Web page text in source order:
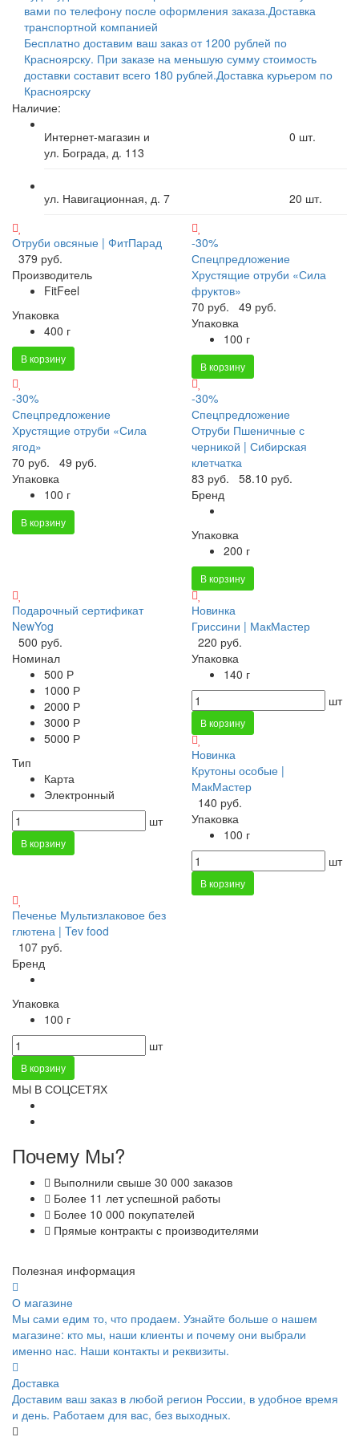
вами по телефону после оформления заказа.Доставка
транспортной компанией
Бесплатно доставим ваш заказ от 1200 рублей по
Красноярску. При заказе на меньшую сумму стоимость
доставки составит всего 180 рублей.Доставка курьером по
Красноярску
Наличие:
Интернет-магазин и
ул. Бограда, д. 113
0 шт.
ул. Навигационная, д. 7 20 шт.
Отруби овсяные | ФитПарад
379 руб.
Производитель
FitFeel
Упаковка
400 г
В корзину
-30%
Спецпредложение
Хрустящие отруби «Сила
фруктов»
70 руб.
49 руб.
Упаковка
100 г
В корзину
-30%
Спецпредложение
Хрустящие отруби «Сила
ягод»
70 руб.
49 руб.
Упаковка
100 г
В корзину
-30%
Спецпредложение
Отруби Пшеничные с
черникой | Сибирская
клетчатка
83 руб.
58.10 руб.
Бренд
Упаковка
200 г
В корзину
Подарочный сертификат
NewYog
500 руб.
Номинал
500 Р
1000 Р
2000 Р
3000 Р
5000 Р
Тип
Карта
Электронный
шт
В корзину
Новинка
Гриссини | МакМастер
220 руб.
Упаковка
140 г
шт
В корзину
Новинка
Крутоны особые |
МакМастер
140 руб.
Упаковка
100 г
шт
В корзину
Печенье Мультизлаковое без
глютена | Tev food
107 руб.
Бренд
Упаковка
100 г
шт
В корзину
МЫ В СОЦСЕТЯХ
Почему Мы?
Выполнили свыше 30 000 заказов
Более 11 лет успешной работы
Более 10 000 покупателей
Прямые контракты с производителями
Полезная информация
О магазине
Мы сами едим то, что продаем. Узнайте больше о нашем
магазине: кто мы, наши клиенты и почему они выбрали
именно нас. Наши контакты и реквизиты.
Доставка
Доставим ваш заказ в любой регион России, в удобное время
и день. Работаем для вас, без выходных.